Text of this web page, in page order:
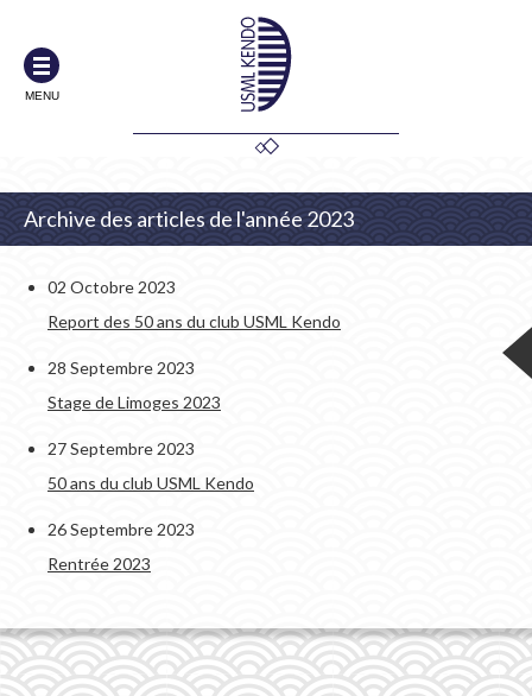
MENU
Archive des articles de l'année 2023
02 Octobre 2023
Report des 50 ans du club USML Kendo
28 Septembre 2023
Stage de Limoges 2023
27 Septembre 2023
50 ans du club USML Kendo
26 Septembre 2023
Rentrée 2023